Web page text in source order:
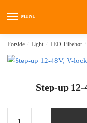
MENU
Forside Light LED Tilbehør
Step-up